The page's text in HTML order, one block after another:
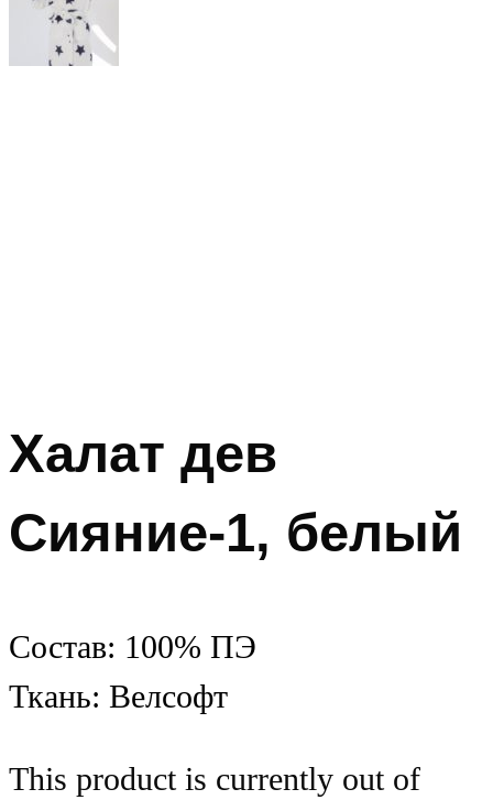
Халат дев
Сияние-1, белый
Состав: 100% ПЭ
Ткань: Велсофт
This product is currently out of